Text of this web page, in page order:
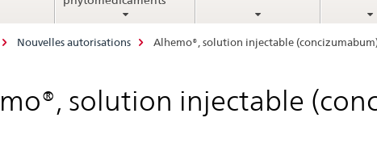
Nouvelles autorisations Alhemo®, solution injectable
solution injectable